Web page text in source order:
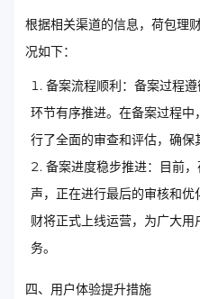
根据相关渠道的信息，荷包理
况如下：
备案流程顺利：备案过程
环节有序推进。在备案过程
行了全面的审查和评估，确保
备案进度稳步推进：目前
声，正在进行最后的审核和
财将正式上线运营，为广大
务。
四、用户体验提升措施